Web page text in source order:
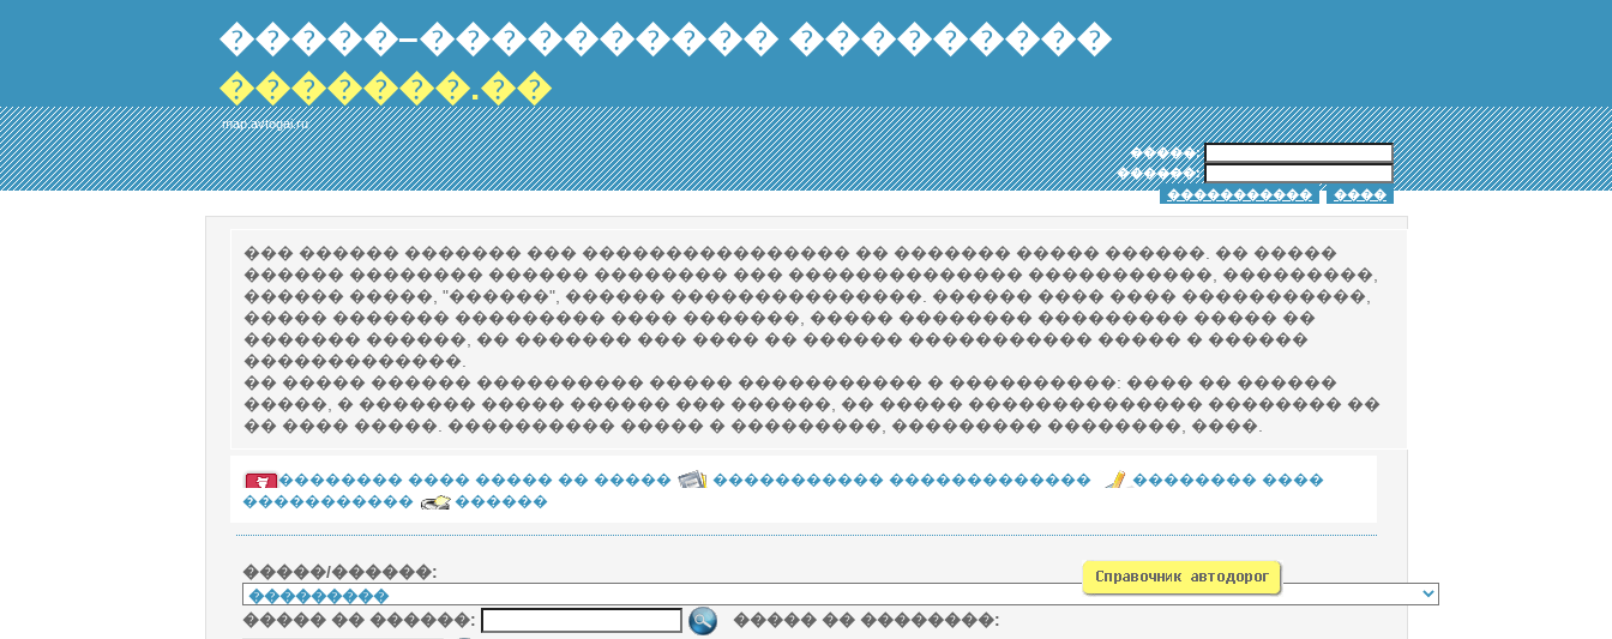
�����–���������� ���������
�������.��
map.avtogai.ru
�����:
������:
��� ������ ������� ��� ���������������� �� ������� ����� ������. �� �����
������ �������� ������ �������� ��� �������������� �����������, ���������,
������ �����, "������", ������ ���������������. ������ ���� ���� �����������,
����� ������� ��������� ���� �������, ����� �������� ��������� ����� ��
������� ������, �� ������� ��� ���� �� ������ ����������� ����� � ������
�������������.
�� ����� ������ ���������� ����� ����������� � ����������: ���� �� ������
�����, � ������� ����� ������ ��� ������, �� ����� �������������� �������� ��
�� ���� �����. ���������� ����� � ���������, ��������� ��������, ����.
�������� ���� ����� �� ����� ����������� �������������
�������� ����
�����������
������
�����/������:
����� �� ������: ����� �� ��������: